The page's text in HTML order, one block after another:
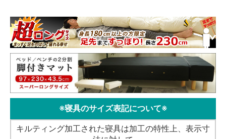
※寝具のサイズ表記について※
キルティング加工された寝具は加工の特性上、表示寸